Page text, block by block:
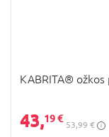
KABRITA®
43,19 €
53,99 €